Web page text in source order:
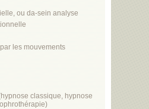
ou da-sein analyse
les mouvements
classique, hypnose